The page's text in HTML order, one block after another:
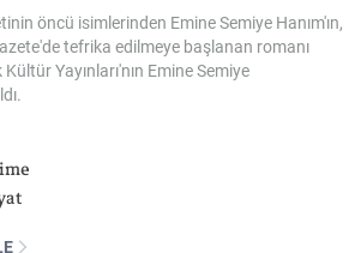
öncü isimlerinden EmineSemiye Hanım'ın,
tefrika edilmeye başlanan romanı
KültürYayınları'nın EmineSemiye